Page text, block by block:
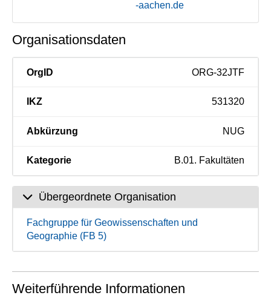
-aachen.de
Organisationsdaten
OrgID ORG-32JTF
IKZ 531320
Abkürzung NUG
Kategorie B.01. Fakultäten
Übergeordnete Organisation
Fachgruppe für Geowissenschaften und
Geographie (FB 5)
Weiterführende Informationen